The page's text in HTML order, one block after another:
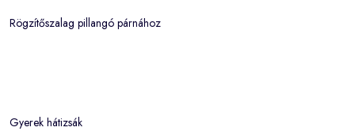
Rögzítőszalag pillangó párnához
Gyerek hátizsák